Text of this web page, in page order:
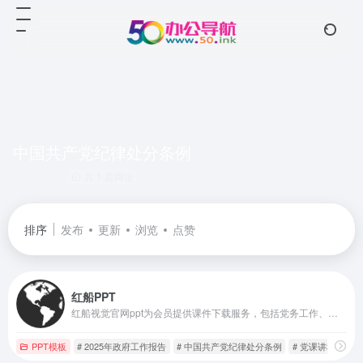
排序 发布 更新 浏览 点赞
红船PPT
PPT模板 # 2025年政府工作报告 # 中国共产党纪律处分条例 # 党课讲稿